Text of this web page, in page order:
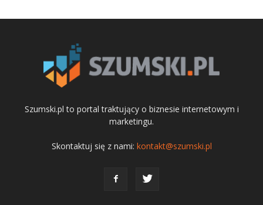
Szumski.pl to portal traktujący o biznesie internetowym i
marketingu.
Skontaktuj się z nami: kontakt@szumski.pl